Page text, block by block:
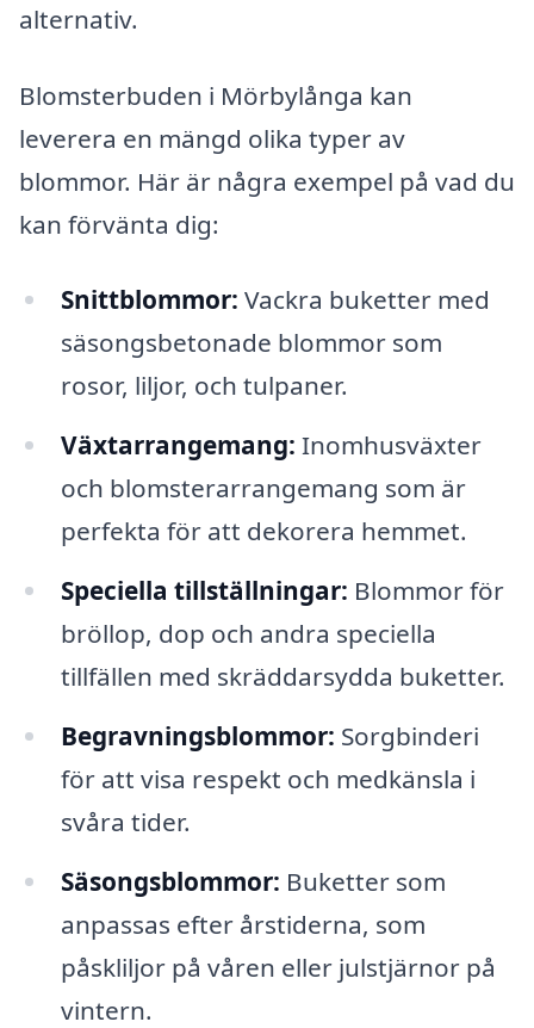
alternativ.
Blomsterbuden i Mörbylånga kan
leverera en mängd olika typer av
blommor. Här är några exempel på vad du
kan förvänta dig:
Snittblommor: Vackra buketter med
säsongsbetonade blommor som
rosor, liljor, och tulpaner.
Växtarrangemang: Inomhusväxter
och blomsterarrangemang som är
perfekta för att dekorera hemmet.
Speciella tillställningar: Blommor för
bröllop, dop och andra speciella
tillfällen med skräddarsydda buketter.
Begravningsblommor: Sorgbinderi
för att visa respekt och medkänsla i
svåra tider.
Säsongsblommor: Buketter som
anpassas efter årstiderna, som
påskliljor på våren eller julstjärnor på
vintern.